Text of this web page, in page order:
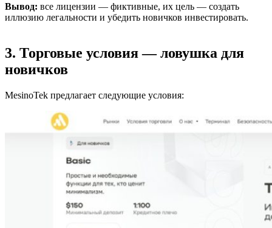
Вывод: все лицензии — фиктивные, их цель — создать
иллюзию легальности и убедить новичков инвестировать.
3. Торговые условия — ловушка для
новичков
MesinoTek предлагает следующие условия: